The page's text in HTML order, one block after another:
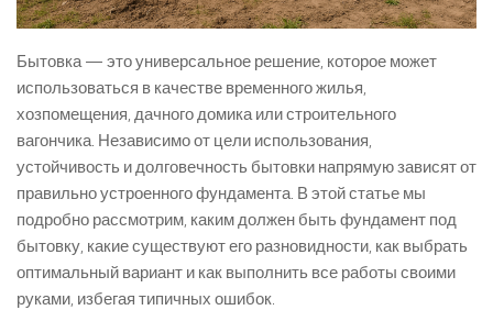
Бытовка — это универсальное решение, которое может
использоваться в качестве временного жилья,
хозпомещения, дачного домика или строительного
вагончика. Независимо от цели использования,
устойчивость и долговечность бытовки напрямую зависят от
правильно устроенного фундамента. В этой статье мы
подробно рассмотрим, каким должен быть фундамент под
бытовку, какие существуют его разновидности, как выбрать
оптимальный вариант и как выполнить все работы своими
руками, избегая типичных ошибок.